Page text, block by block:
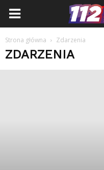
Strona główna Zdarzenia
ZDARZENIA